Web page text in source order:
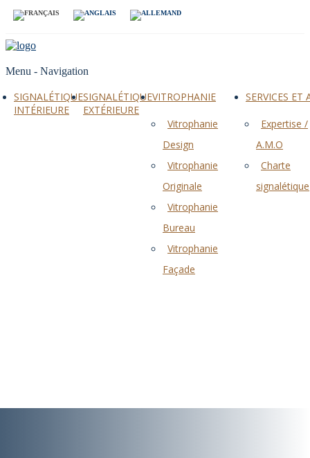
Menu - Navigation
SIGNALÉTIQUE
INTÉRIEURE
SIGNALÉTIQUE
EXTÉRIEURE
VITROPHANIE
Vitrophanie
Design
Vitrophanie
Originale
Vitrophanie
Bureau
Vitrophanie
Façade
SERVICES ET
Expertise /
A.M.O
Charte
signalétique